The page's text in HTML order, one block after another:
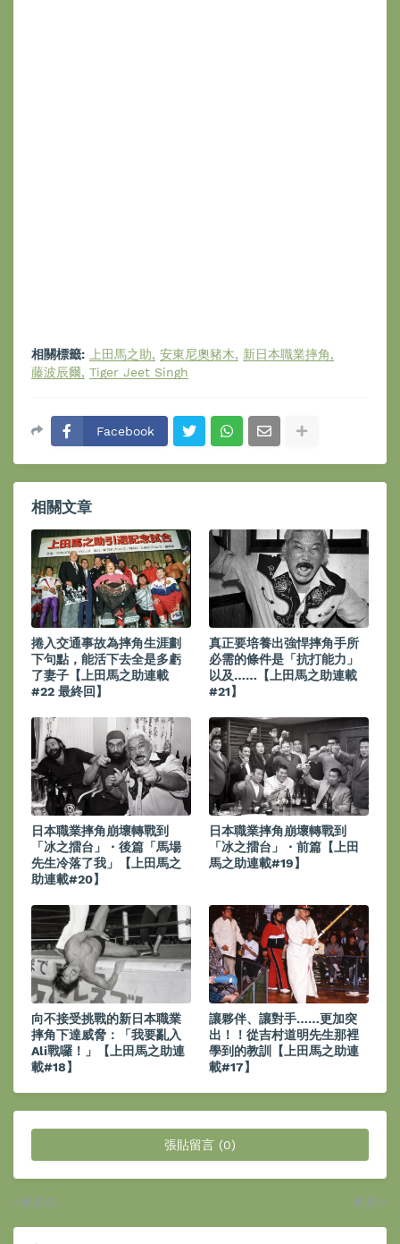
相關標籤: 上田馬之助 安東尼奧豬木
新日本職業摔角
藤波辰爾
Tiger Jeet Singh
Facebook
相關文章
捲入交通事故為摔角生涯劃
下句點，能活下去全是多虧
了妻子【上田馬之助連載
#22 最終回】
真正要培養出強悍摔角手所
必需的條件是「抗打能力」
以及……【上田馬之助連載
#21】
日本職業摔角崩壞轉戰到
「冰之擂台」・後篇「馬場
先生冷落了我」【上田馬之
助連載#20】
日本職業摔角崩壞轉戰到
「冰之擂台」・前篇【上田
馬之助連載#19】
向不接受挑戰的新日本職業
摔角下達威脅：「我要亂入
Ali戰囉！」【上田馬之助連
載#18】
讓夥伴、讓對手……更加突
出！！從吉村道明先生那裡
學到的教訓【上田馬之助連
載#17】
張貼留言 (0)
較新的 較舊